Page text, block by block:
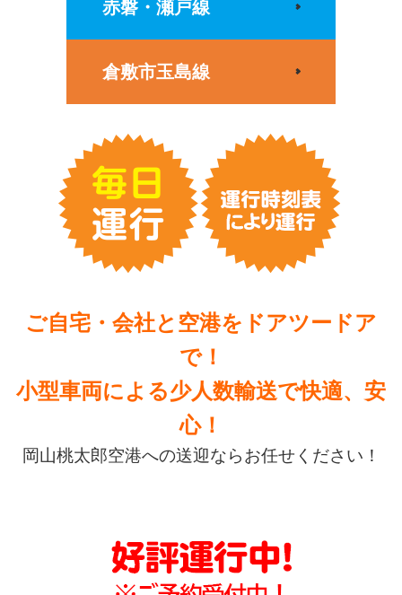
赤磐・瀬戸線
倉敷市玉島線
ご自宅・会社と空港をドアツードア
で！
小型車両による少人数輸送で快適、安
心！
岡山桃太郎空港への送迎ならお任せください！